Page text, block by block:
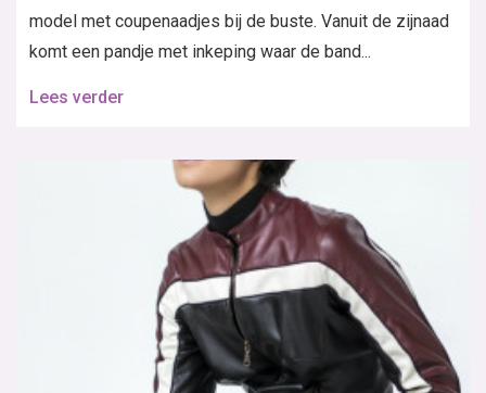
model met coupenaadjes bij de buste. Vanuit de zijnaad
komt een pandje met inkeping waar de band...
Lees verder